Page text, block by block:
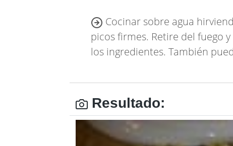
Cocinar sobre agua
picos firmes. Retire del fuego
los ingredientes. También
Resultado: